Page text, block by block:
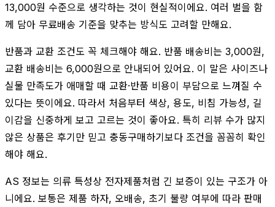
13,000원 수준으로 생각하는 것이 현실적이에요. 여러 벌을 함
께 담아 무료배송 기준을 맞추는 방식도 고려할 만해요.
반품과 교환 조건도 꼭 체크해야 해요. 반품 배송비는 3,000원,
교환 배송비는 6,000원으로 안내되어 있어요. 이 말은 사이즈나
실물 만족도가 애매할 때 교환·반품 비용이 부담으로 느껴질 수
있다는 뜻이에요. 따라서 처음부터 색상, 용도, 비침 가능성, 길
이감을 신중하게 보고 고르는 것이 좋아요. 특히 리뷰 수가 많지
않은 상품은 후기만 믿고 충동구매하기보다 조건을 꼼꼼히 확인
해야 해요.
AS 정보는 의류 특성상 전자제품처럼 긴 보증이 있는 구조가 아
니에요. 보통은 제품 하자, 오배송, 초기 불량 여부에 따라 판매